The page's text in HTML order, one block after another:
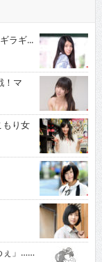
ラギ...
！マ
り女
ぇ」……